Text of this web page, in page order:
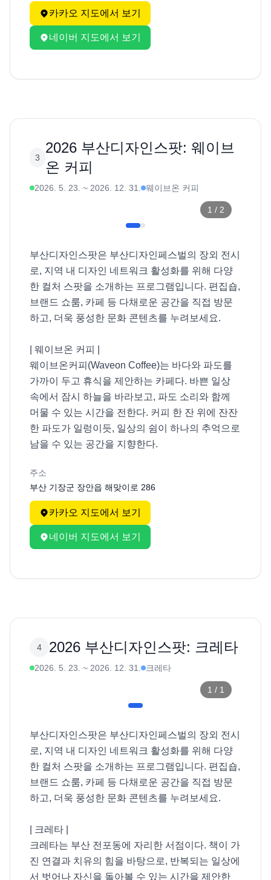
카카오 지도에서 보기
네이버 지도에서 보기
3
2026 부산디자인스팟: 웨이브
온 커피
2026. 5. 23. ~ 2026. 12. 31. 웨이브온 커피
1 / 2
부산디자인스팟은 부산디자인페스벌의 장외 전시
로, 지역 내 디자인 네트워크 활성화를 위해 다양
한 컬처 스팟을 소개하는 프로그램입니다. 편집숍,
브랜드 쇼룸, 카페 등 다채로운 공간을 직접 방문
하고, 더욱 풍성한 문화 콘텐츠를 누려보세요.
| 웨이브온 커피 |
웨이브온커피(Waveon Coffee)는 바다와 파도를
가까이 두고 휴식을 제안하는 카페다. 바쁜 일상
속에서 잠시 하늘을 바라보고, 파도 소리와 함께
머물 수 있는 시간을 전한다. 커피 한 잔 위에 잔잔
한 파도가 일렁이듯, 일상의 쉼이 하나의 추억으로
남을 수 있는 공간을 지향한다.
주소
부산 기장군 장안읍 해맞이로 286
카카오 지도에서 보기
네이버 지도에서 보기
4 2026 부산디자인스팟: 크레타
2026. 5. 23. ~ 2026. 12. 31. 크레타
1 / 1
부산디자인스팟은 부산디자인페스벌의 장외 전시
로, 지역 내 디자인 네트워크 활성화를 위해 다양
한 컬처 스팟을 소개하는 프로그램입니다. 편집숍,
브랜드 쇼룸, 카페 등 다채로운 공간을 직접 방문
하고, 더욱 풍성한 문화 콘텐츠를 누려보세요.
| 크레타 |
크레타는 부산 전포동에 자리한 서점이다. 책이 가
진 연결과 치유의 힘을 바탕으로, 반복되는 일상에
서 벗어나 자신을 돌아볼 수 있는 시간을 제안한